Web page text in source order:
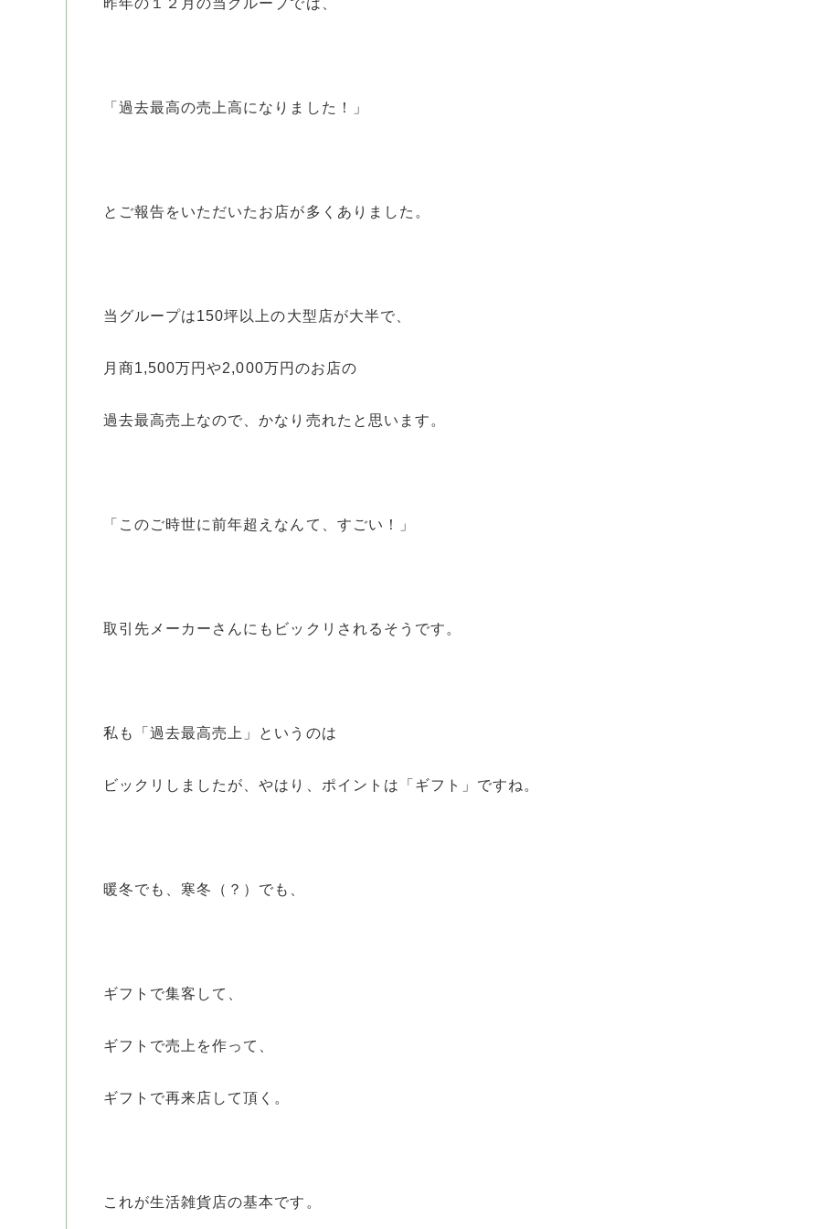
昨年の１２月の当グループでは、
「過去最高の売上高になりました！」
とご報告をいただいたお店が多くありました。
当グループは150坪以上の大型店が大半で、
月商1,500万円や2,000万円のお店の
過去最高売上なので、かなり売れたと思います。
「このご時世に前年超えなんて、すごい！」
取引先メーカーさんにもビックリされるそうです。
私も「過去最高売上」というのは
ビックリしましたが、やはり、ポイントは「ギフト」ですね。
暖冬でも、寒冬（？）でも、
ギフトで集客して、
ギフトで売上を作って、
ギフトで再来店して頂く。
これが生活雑貨店の基本です。